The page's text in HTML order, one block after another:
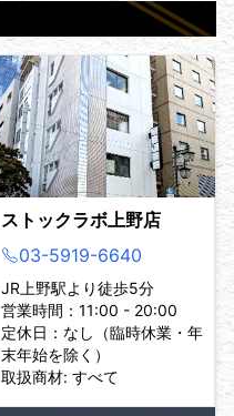
ストックラボ上野店
03-5919-6640
JR上野駅より徒歩5分
営業時間：11:00 - 20:00
定休日：なし（臨時休業・年
末年始を除く）
取扱商材: すべて